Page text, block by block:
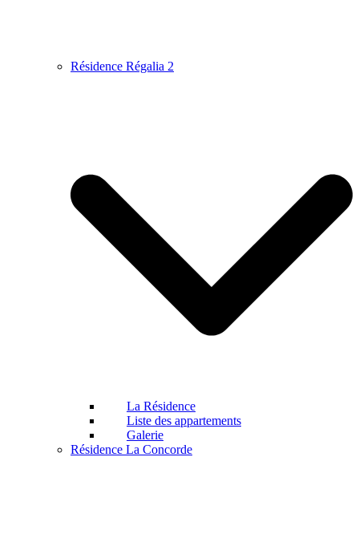
Résidence Régalia 2
La Résidence
Liste des appartements
Galerie
Résidence La Concorde